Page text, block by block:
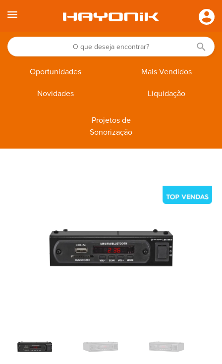
Oportunidades Mais Vendidos
Novidades Liquidação
Projetos de
Sonorização